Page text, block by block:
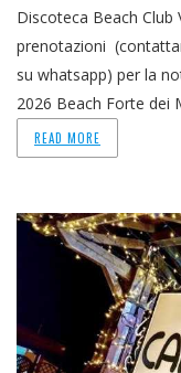
Discoteca Beach
prenotazioni
su whatsapp) per la
2026 Beach Forte dei
READ MORE